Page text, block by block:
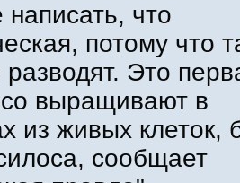
что
потому что
Это
выращивают в
из живых клеток,
сообщает